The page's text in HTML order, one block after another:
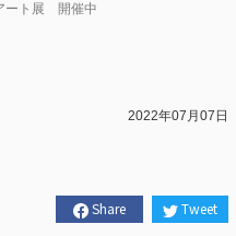
ート展 開催中
2022年07月07日
Share Tweet